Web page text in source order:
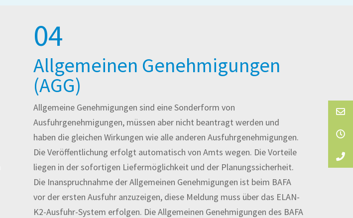
04
Allgemeinen Genehmigungen
(AGG)
Allgemeine Genehmigungen sind eine Sonderform von
Ausfuhrgenehmigungen, müssen aber nicht beantragt werden und
haben die gleichen Wirkungen wie alle anderen Ausfuhrgenehmigungen.
Die Veröffentlichung erfolgt automatisch von Amts wegen. Die Vorteile
liegen in der sofortigen Liefermöglichkeit und der Planungssicherheit.
Die Inanspruchnahme der Allgemeinen Genehmigungen ist beim BAFA
vor der ersten Ausfuhr anzuzeigen, diese Meldung muss über das ELAN-
K2-Ausfuhr-System erfolgen. Die Allgemeinen Genehmigungen des BAFA